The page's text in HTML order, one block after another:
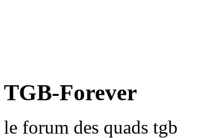
TGB-Forever
le forum des quads tgb